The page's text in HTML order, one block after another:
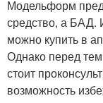
Модельформ
средство, а БАД.
можно купить в
Однако перед
стоит
возможность